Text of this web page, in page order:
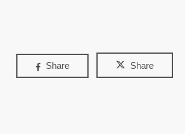
Share Share